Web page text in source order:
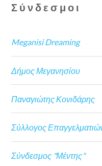
Σύνδεσμοι
Meganisi Dreaming
Δήμος Μεγανησίου
Παναγιώτης Κονιδάρης
Σύλλογος
Σύνδεσμος "Μέντης"